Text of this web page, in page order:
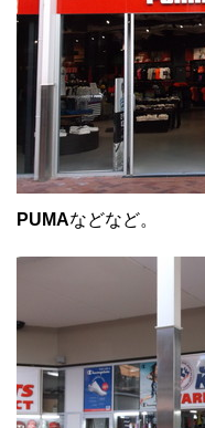
PUMAなどなど。